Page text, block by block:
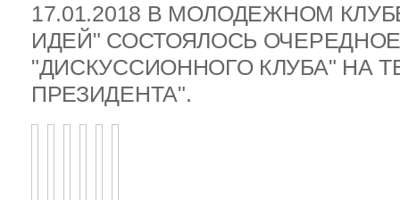
17.01.2018 В МОЛОДЕЖНОМ
ИДЕЙ" СОСТОЯЛОСЬ
"ДИСКУССИОННОГО КЛУБА" НА
ПРЕЗИДЕНТА".